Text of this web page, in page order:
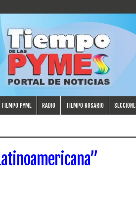
PYME RADIO TIEMPO ROSARIO